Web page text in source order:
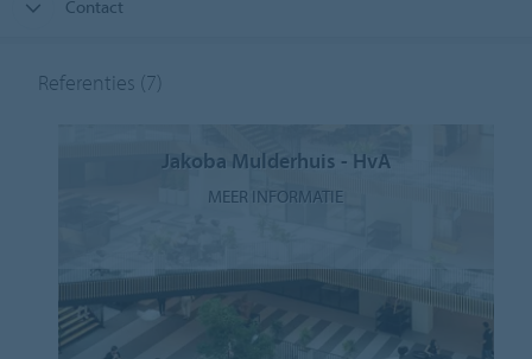
Contact
Referenties (7)
Jakoba Mulderhuis - HvA
MEER INFORMATIE